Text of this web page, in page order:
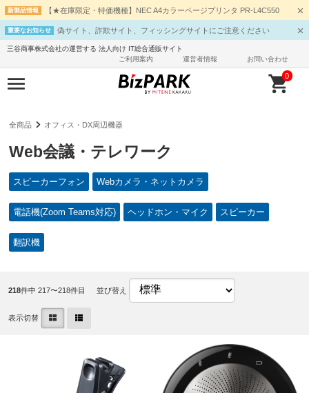
新製品情報 【★在庫限定・特価機種】NEC A4カラーページプリンタ PR-L4C550
重要なお知らせ 偽サイト、詐欺サイト、フィッシングサイトにご注意ください
三谷商事株式会社の運営する 法人向け IT総合通販サイト
ご利用案内
運営者情報 お問い合わせ
0
全商品 オフィス・DX周辺機器
Web会議・テレワーク
スピーカーフォン Webカメラ・ネットカメラ
電話機(Zoom Teams対応) ヘッドホン・マイク スピーカー
翻訳機
218件中 217〜218件目 並び替え
表示切替